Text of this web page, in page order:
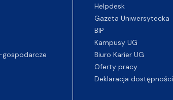
gospodarcze
Helpdesk
Gazeta Uniwersytecka
BIP
Kampusy UG
Biuro Karier UG
Oferty pracy
Deklaracja dostępności